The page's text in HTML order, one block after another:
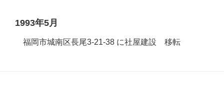
1993年5月
福岡市城南区長尾3-21-38 に社屋建設 移転